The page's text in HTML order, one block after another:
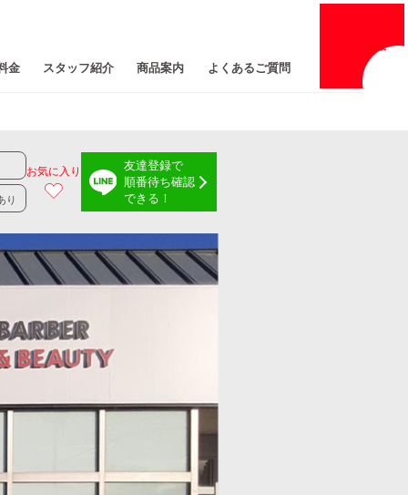
情報
金 スタッフ紹介 商品案内 よくあるご質問
り
お気に入り
友達登録で
順番待ち確認
できる！